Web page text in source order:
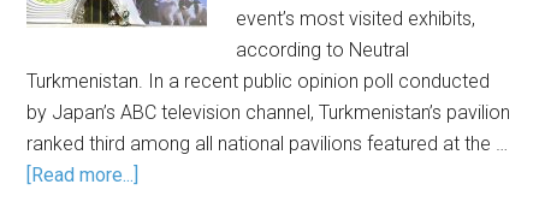
event’s most visited exhibits,
according to Neutral
Turkmenistan. In a recent public opinion poll conducted
by Japan’s ABC television channel, Turkmenistan’s pavilion
ranked third among all national pavilions featured at the …
[Read more...]